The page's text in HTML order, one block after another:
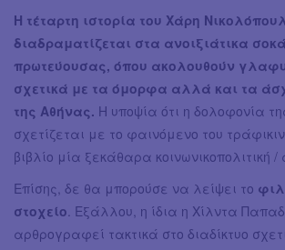
Η τέταρτη ιστορία του Χάρη
διαδραματίζεται στα ανοιξιάτικα
πρωτεύουσας, όπου ακολουθούν
σχετικά με τα όμορφα αλλά και τα
της Αθήνας. Η υποψία ότι η δολοφονία
σχετίζεται με το φαινόμενο του
βιβλίο μία ξεκάθαρα κοινωνικοπολιτική /
Επίσης, δε θα μπορούσε να λείψει το
στοχείο . Εξάλλου, η ίδια η Χίλντα
αρθρογραφεί τακτικά στο διαδίκτυο